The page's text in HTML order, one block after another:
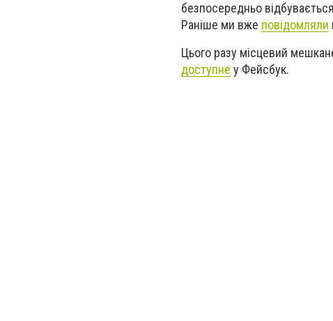
безпосередньо
Раніше ми вже повідомляли
Цього разу місцевий
доступне у Фейсбук.